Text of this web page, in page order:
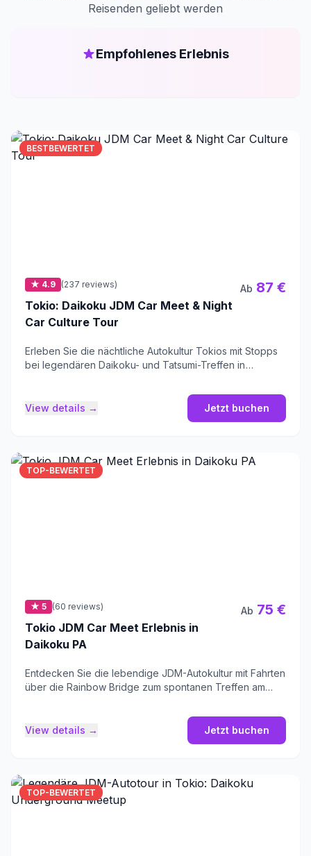
Reisenden geliebt werden
Empfohlenes Erlebnis
BESTBEWERTET
★ 4.9 (237 reviews)
Tokio: Daikoku JDM Car Meet & Night
Car Culture Tour
Ab 87 €
Erleben Sie die nächtliche Autokultur Tokios mit Stopps
bei legendären Daikoku- und Tatsumi-Treffen in
View details → Jetzt buchen
TOP-BEWERTET
★ 5 (60 reviews)
Tokio JDM Car Meet Erlebnis in
Daikoku PA
Ab 75 €
Entdecken Sie die lebendige JDM-Autokultur mit Fahrten
über die Rainbow Bridge zum spontanen Treffen am
View details → Jetzt buchen
TOP-BEWERTET